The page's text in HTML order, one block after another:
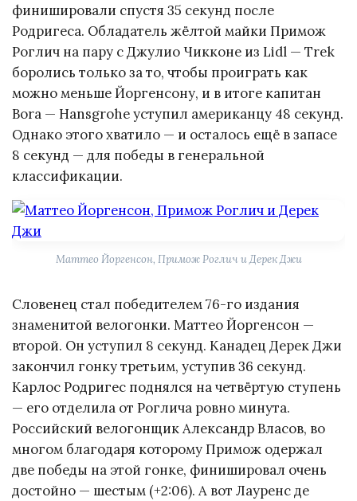
финишировали спустя 35 секунд после
Родригеса. Обладатель жёлтой майки Примож
Роглич на пару с Джулио Чикконе из Lidl — Trek
боролись только за то, чтобы проиграть как
можно меньше Йоргенсону, и в итоге капитан
Bora — Hansgrohe уступил американцу 48 секунд.
Однако этого хватило — и осталось ещё в запасе
8 секунд — для победы в генеральной
классификации.
Маттео Йоргенсон, Примож Роглич и Дерек Джи
Словенец стал победителем 76-го издания
знаменитой велогонки. Маттео Йоргенсон —
второй. Он уступил 8 секунд. Канадец Дерек Джи
закончил гонку третьим, уступив 36 секунд.
Карлос Родригес поднялся на четвёртую ступень
— его отделила от Роглича ровно минута.
Российский велогонщик Александр Власов, во
многом благодаря которому Примож одержал
две победы на этой гонке, финишировал очень
достойно — шестым (+2:06). А вот Лауренс де